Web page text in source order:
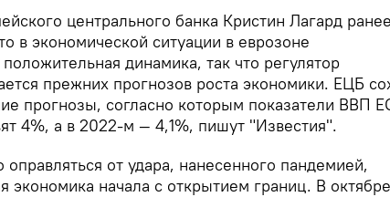
центрального банка Кристин Лагард ранее
в экономической ситуации в еврозоне
динамика, так что регулятор
прежних прогнозов роста экономики. ЕЦБ
прогнозы, согласно которым показатели ВВП
4%, а в 2022-м — 4,1%, пишут "Известия".
оправляться от удара, нанесенного пандемией,
экономика начала с открытием границ. В